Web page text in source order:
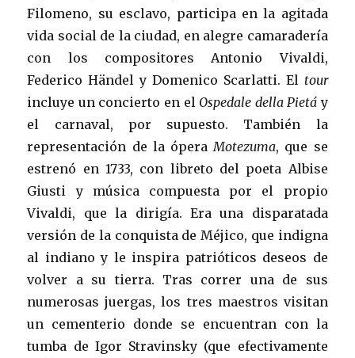
Filomeno, su esclavo, participa en la agitada
vida social de la ciudad, en alegre camaradería
con los compositores Antonio Vivaldi,
Federico Händel y Domenico Scarlatti. Eltour
incluye un concierto en elOspedale della Pietá y
el carnaval, por supuesto. También la
representación de la ópera Motezuma, que se
estrenó en 1733, con libreto del poeta Albise
Giusti y música compuesta por el propio
Vivaldi, que la dirigía. Era una disparatada
versión de la conquista de Méjico, que indigna
al indiano y le inspira patrióticos deseos de
volver a su tierra. Tras correr una de sus
numerosas juergas, los tres maestros visitan
un cementerio donde se encuentran con la
tumba de Igor Stravinsky (que efectivamente